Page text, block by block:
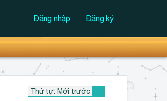
Đăng nhập Đăng ký